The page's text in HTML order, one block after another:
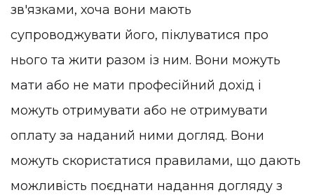
зв'язками, хоча вони мають
супроводжувати його, піклуватися про
нього та жити разом із ним. Вони можуть
мати або не мати професійний дохід і
можуть отримувати або не отримувати
оплату за наданий ними догляд. Вони
можуть скористатися правилами, що дають
можливість поєднати надання догляду з